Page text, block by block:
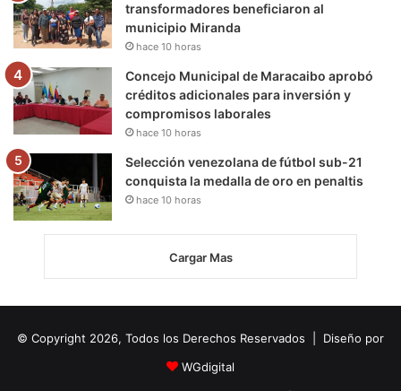
transformadores beneficiaron al
municipio Miranda
hace 10 horas
Concejo Municipal de Maracaibo aprobó
créditos adicionales para inversión y
compromisos laborales
hace 10 horas
Selección venezolana de fútbol sub-21
conquista la medalla de oro en penaltis
hace 10 horas
Cargar Mas
© Copyright 2026, Todos los Derechos Reservados | Diseño por
WGdigital